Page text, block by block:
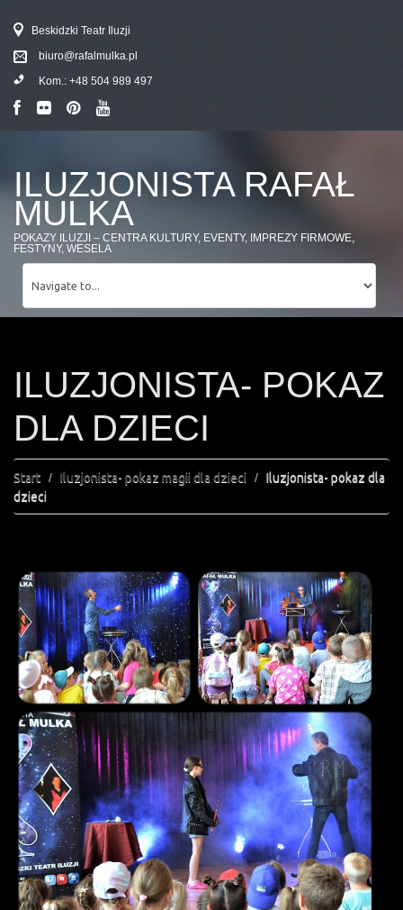
Beskidzki Teatr Iluzji
biuro@rafalmulka.pl
Kom.: +48 504 989 497
ILUZJONISTA RAFAŁ
MULKA
POKAZY ILUZJI – CENTRA KULTURY, EVENTY, IMPREZY FIRMOWE,
FESTYNY, WESELA
ILUZJONISTA- POKAZ
DLA DZIECI
Start Iluzjonista- pokaz magii dla dzieci
Iluzjonista- pokaz dla
dzieci